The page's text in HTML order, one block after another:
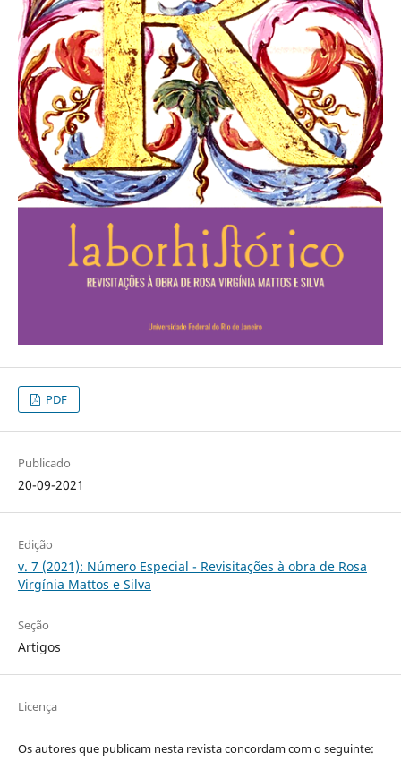
PDF
Publicado
20-09-2021
Edição
v. 7 (2021): Número Especial - Revisitações à obra de Rosa
Virgínia Mattos e Silva
Seção
Artigos
Licença
Os autores que publicam nesta revista concordam com o seguinte: